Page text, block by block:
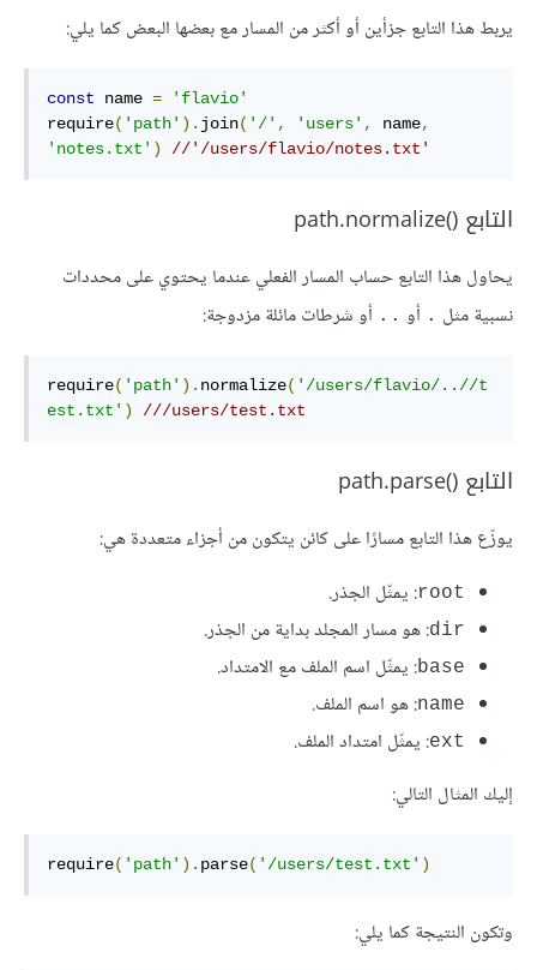
يربط هذا التابع جزأين أو أكثر من المسار مع بعضها البعض كما يلي:
const name =
'flavio'
require( 'path' ). join( '/' , 'users' , name,
'notes.txt' ) //'/users/flavio/notes.txt'
التابع path.normalize()‎
يحاول هذا التابع حساب المسار الفعلي عندما يحتوي على محددات
نسبية مثل . أو .. أو شرطات مائلة مزدوجة:
require( 'path' ). normalize( '/users/flavio/..//t
est.txt' ) ///users/test.txt
التابع path.parse()‎
يوزّع هذا التابع مسارًا على كائن يتكون من أجزاء متعددة هي:
root: يمثّل الجذر.
dir: هو مسار المجلد بداية من الجذر.
base: يمثّل اسم الملف مع الامتداد.
name: هو اسم الملف.
ext: يمثّل امتداد الملف.
إليك المثال التالي:
require( 'path' ). parse( '/users/test.txt' )
وتكون النتيجة كما يلي: